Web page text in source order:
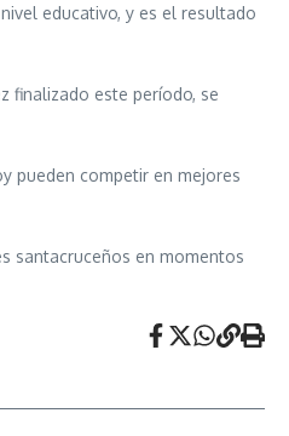
educativo, y es el resultado
finalizado este período, se
pueden competir en mejores
santacruceños en momentos